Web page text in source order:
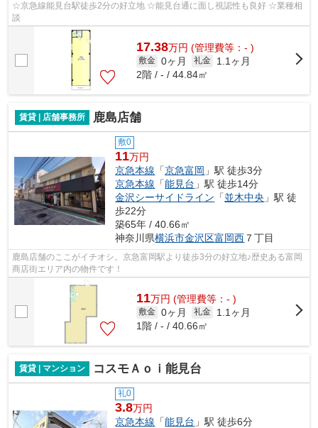
☆京急線能見台駅徒歩2分の好立地 ☆能見台通に面し視認性も良好 ☆業種相
談
17.38万円 (管理費等：- )
敷金 0ヶ月 礼金
1.1ヶ月
2階 / - / 44.84㎡
賃貸 | 店舗事務所 鹿島店舗
敷0
11万円
京急本線 「京急富岡 」駅 徒歩3分
京急本線 「能見台 」駅 徒歩14分
金沢シーサイドライン 「並木中央 」駅 徒
歩22分
築65年 / 40.66㎡
神奈川県横浜市金沢区富岡西 ７丁目
鹿島店舗のここがイチオシ。京急富岡駅より徒歩3分の好立地♪歴史ある富岡
商店街エリア内の物件です！
11万円 (管理費等：- )
敷金 0ヶ月 礼金
1.1ヶ月
1階 / - / 40.66㎡
賃貸 | マンション コスモＡｏｉ能見台
礼0
3.8万円
京急本線 「能見台 」駅 徒歩6分